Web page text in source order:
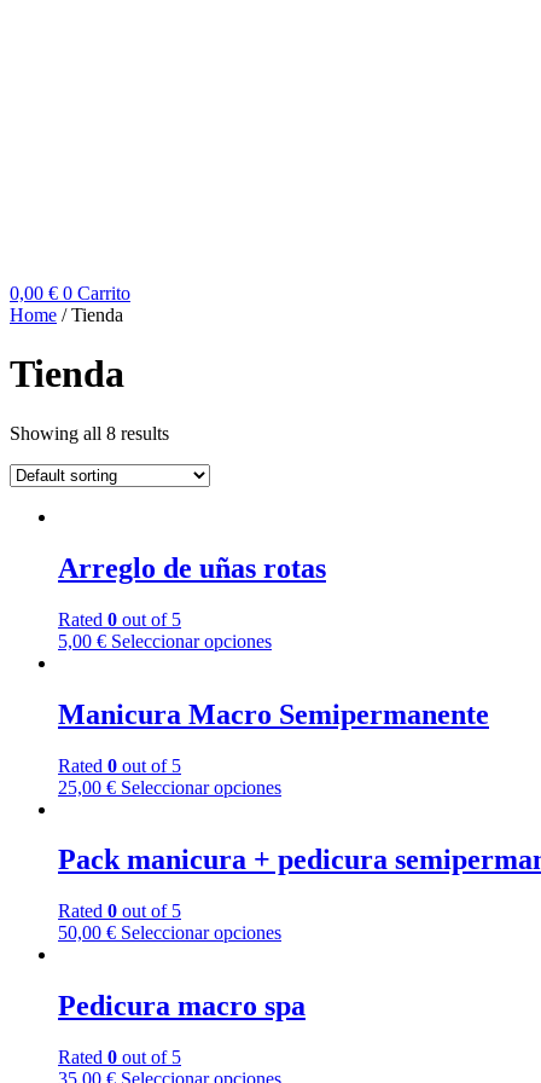
0,00 € 0 Carrito
Home / Tienda
Tienda
Showing all 8 results
Arreglo de uñas rotas
Rated 0 out of 5
5,00 € Seleccionar opciones
Manicura Macro Semipermanente
Rated 0 out of 5
25,00 € Seleccionar opciones
Pack manicura + pedicura
Rated 0 out of 5
50,00 € Seleccionar opciones
Pedicura macro spa
Rated 0 out of 5